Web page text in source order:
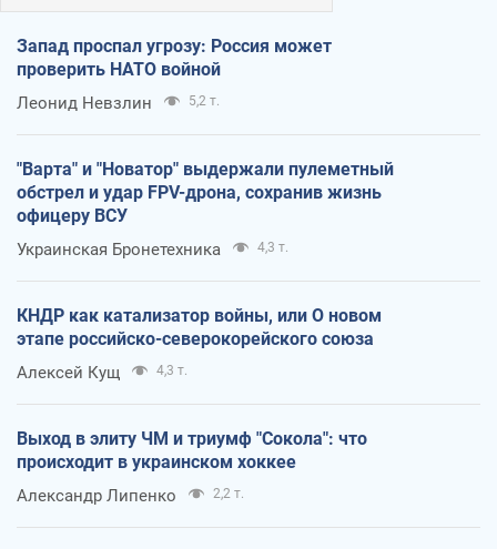
Запад проспал угрозу: Россия может
проверить НАТО войной
Леонид Невзлин 5,2 т.
"Варта" и "Новатор" выдержали пулеметный
обстрел и удар FPV-дрона, сохранив жизнь
офицеру ВСУ
Украинская Бронетехника 4,3 т.
КНДР как катализатор войны, или О новом
этапе российско-северокорейского союза
Алексей Кущ 4,3 т.
Выход в элиту ЧМ и триумф "Сокола": что
происходит в украинском хоккее
Александр Липенко 2,2 т.